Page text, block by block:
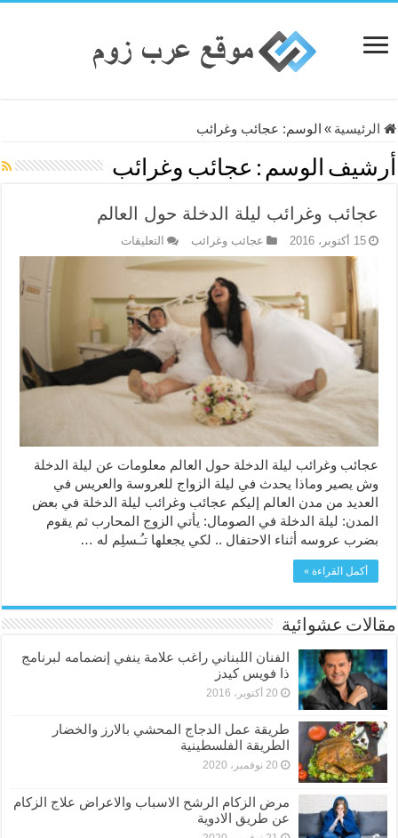
الرئيسية » الوسم: عجائب وغرائب
أرشيف الوسم : عجائب وغرائب
عجائب وغرائب ليلة الدخلة حول العالم
15 أكتوبر، 2016 عجائب وغرائب التعليقات
حول
مغلقة
عجائب وغرائب ليلة الدخلة حول العالم معلومات عن ليلة الدخلة
وش يصير وماذا يحدث في ليلة الزواج للعروسة والعريس في
العديد من مدن العالم إليكم عجائب وغرائب ليلة الدخلة في بعض
المدن: ليلة الدخلة في الصومال: يأتي الزوج المحارب ثم يقوم
بضرب عروسه أثناء الاحتفال .. لكي يجعلها تـُـسلِم له …
أكمل القراءة »
مقالات عشوائية
الفنان اللبناني راغب علامة ينفي إنضمامه لبرنامج
ذا فويس كيدز
20 أكتوبر، 2016
طريقة عمل الدجاج المحشي بالارز والخضار
الطريقة الفلسطينية
20 نوفمبر، 2020
مرض الزكام الرشح الاسباب والاعراض علاج الزكام
عن طريق الادوية